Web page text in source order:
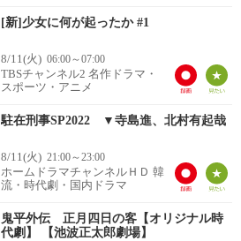
[新]少女に何が起ったか #1
8/11(火) 06:00～07:00
TBSチャンネル2 名作ドラマ・
スポーツ・アニメ
駐在刑事SP2022 ▼寺島進、北村有起哉
8/11(火) 21:00～23:00
ホームドラマチャンネルＨＤ 韓
流・時代劇・国内ドラマ
鬼平外伝 正月四日の客【オリジナル時
代劇】 【池波正太郎劇場】